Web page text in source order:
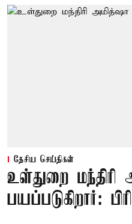
தேசிய செய்திகள்
உள்துறை மந்திரி
பயப்படுகிறார்: